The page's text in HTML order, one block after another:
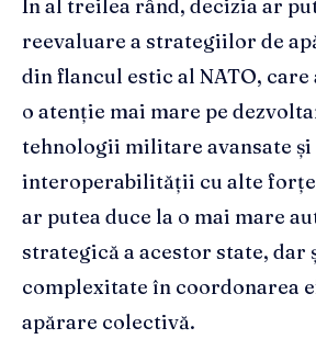
În al treilea rând, decizia ar
reevaluare a strategiilor de
din flancul estic al NATO,
o atenție mai mare pe
tehnologii militare avansate și
interoperabilității cu alte forțe
ar putea duce la o mai mare
strategică a acestor state, dar
complexitate în coordonarea
apărare colectivă.